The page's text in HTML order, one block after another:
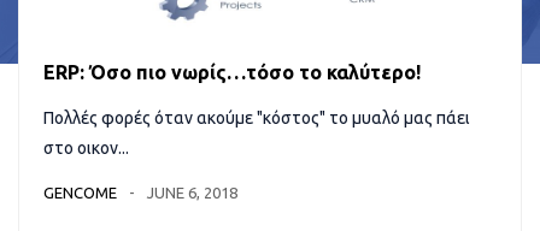
ERP: Όσο πιο νωρίς…τόσο το καλύτερο!
Πολλές φορές όταν ακούμε "κόστος" το μυαλό μας πάει
στο οικον...
GENCOME JUNE 6, 2018